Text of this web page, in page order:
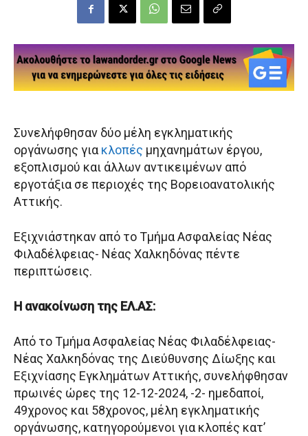
Συνελήφθησαν δύο μέλη εγκληματικής
οργάνωσης γιακλοπές μηχανημάτων έργου,
εξοπλισμού και άλλων αντικειμένων από
εργοτάξια σε περιοχές της Βορειοανατολικής
Αττικής.
Εξιχνιάστηκαν από το Τμήμα Ασφαλείας Νέας
Φιλαδέλφειας- Νέας Χαλκηδόνας πέντε
περιπτώσεις.
Η ανακοίνωση της ΕΛ.ΑΣ:
Από το Τμήμα Ασφαλείας Νέας Φιλαδέλφειας-
Νέας Χαλκηδόνας της Διεύθυνσης Δίωξης και
Εξιχνίασης Εγκλημάτων Αττικής, συνελήφθησαν
πρωινές ώρες της 12-12-2024, -2- ημεδαποί,
49χρονος και 58χρονος, μέλη εγκληματικής
οργάνωσης, κατηγορούμενοι για κλοπές κατ’